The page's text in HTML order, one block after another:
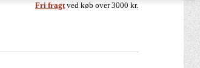
Fri fragtved køb over 3000 kr.